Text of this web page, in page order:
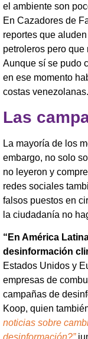
el ambiente son
En Cazadores de
reportes que
petroleros pero
Aunque sí se pudo
en ese momento
costas venezolanas.
Las
La mayoría de los
embargo, no solo
no leyeron y
redes sociales
falsos puestos en
la ciudadanía no
“En América
desinformación
Estados Unidos y
empresas de
campañas de
Koop, quien
noticias sobre